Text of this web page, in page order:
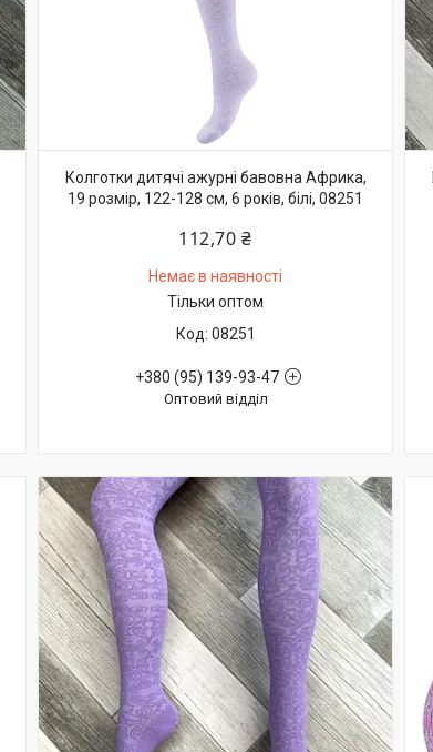
Колготки дитячі ажурні бавовна Африка,
19 розмір, 122-128 см, 6 років, білі, 08251
112,70 ₴
Немає в наявності
Тільки оптом
08251
+380 (95) 139-93-47
Оптовий відділ